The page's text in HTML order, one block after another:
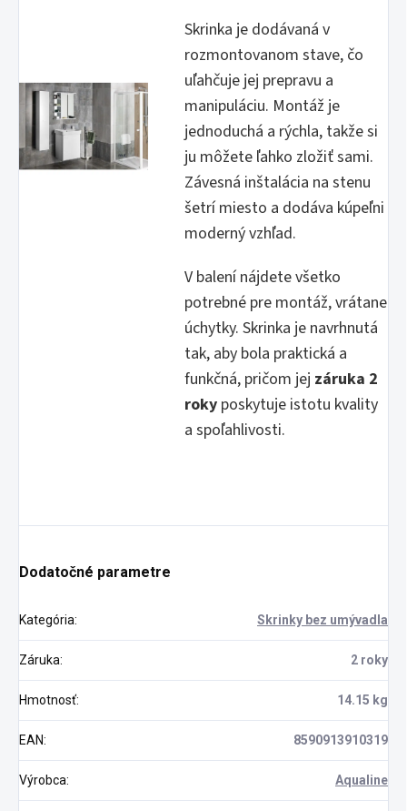
Skrinka je dodávaná v
rozmontovanom stave, čo
uľahčuje jej prepravu a
manipuláciu. Montáž je
jednoduchá a rýchla, takže si
ju môžete ľahko zložiť sami.
Závesná inštalácia na stenu
šetrí miesto a dodáva kúpeľni
moderný vzhľad.
V balení nájdete všetko
potrebné pre montáž, vrátane
úchytky. Skrinka je navrhnutá
tak, aby bola praktická a
funkčná, pričom jej záruka 2
roky poskytuje istotu kvality
a spoľahlivosti.
Dodatočné parametre
Kategória: Skrinky bez umývadla
Záruka: 2 roky
Hmotnosť: 14.15 kg
EAN: 8590913910319
Výrobca: Aqualine